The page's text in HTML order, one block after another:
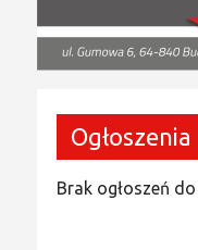
Ogłoszenia
Brak ogłoszeń